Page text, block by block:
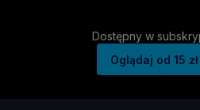
Dostępny w
Oglądaj od 15